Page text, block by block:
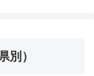
別）